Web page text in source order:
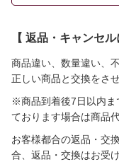
【 返品・キャンセル
商品違い、数量違い、
正しい商品と交換をさ
※商品到着後7日以内ま
ております場合は商品
お客様都合の返品・交
合、返品・交換はお受